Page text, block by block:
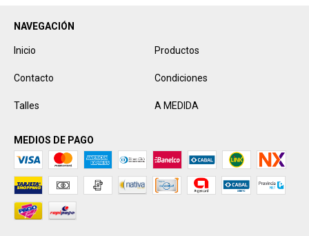
NAVEGACIÓN
Inicio Productos
Contacto Condiciones
Talles A MEDIDA
MEDIOS DE PAGO